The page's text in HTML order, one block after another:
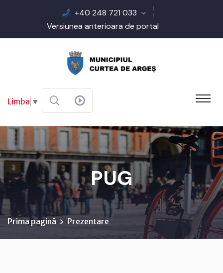
+40 248 721 033
Versiunea anterioara de portal
Limba ▼
PUG
Prima pagină Prezentare